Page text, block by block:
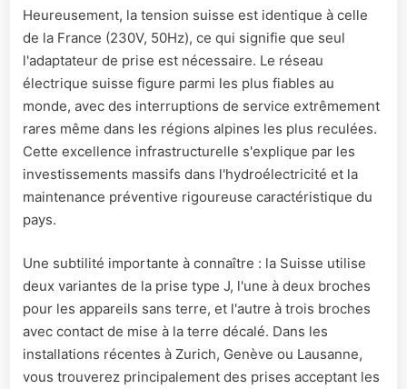
Heureusement, la tension suisse est identique à celle
de la France (230V, 50Hz), ce qui signifie que seul
l'adaptateur de prise est nécessaire. Le réseau
électrique suisse figure parmi les plus fiables au
monde, avec des interruptions de service extrêmement
rares même dans les régions alpines les plus reculées.
Cette excellence infrastructurelle s'explique par les
investissements massifs dans l'hydroélectricité et la
maintenance préventive rigoureuse caractéristique du
pays.
Une subtilité importante à connaître : la Suisse utilise
deux variantes de la prise type J, l'une à deux broches
pour les appareils sans terre, et l'autre à trois broches
avec contact de mise à la terre décalé. Dans les
installations récentes à Zurich, Genève ou Lausanne,
vous trouverez principalement des prises acceptant les